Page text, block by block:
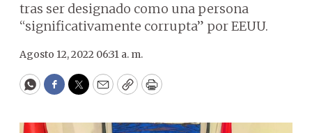
tras ser designado como una persona
“significativamente corrupta” por EEUU.
Agosto 12, 2022 06:31 a. m.
WhatsApp
Facebook
Twitter
EmailCopyPrint